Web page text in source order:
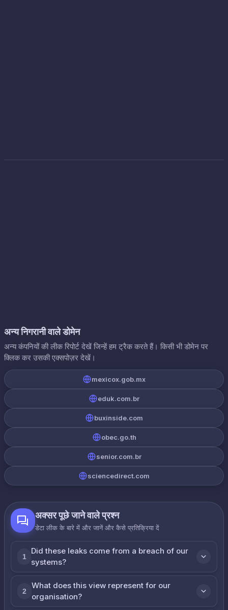
अन्य निगरानी वाले डोमेन
अन्य कंपनियों की लीक रिपोर्ट देखें जिन्हें हम ट्रैक करते हैं। किसी भी डोमेन पर
क्लिक कर उसकी एक्सपोज़र देखें।
mexicox.gob.mx
eduk.com.br
buxinside.com
obec.go.th
senior.com.br
sciencedirect.com
अक्सर पूछे जाने वाले प्रश्न
डेटा लीक के बारे में और जानें और कैसे प्रतिक्रिया दें
1
Did these leaks come from a breach of our
systems?
2
What does this view represent for our
organisation?